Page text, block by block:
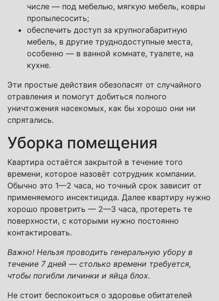
числе — под мебелью, мягкую мебель, ковры
пропылесосить;
обеспечить доступ за крупногабаритную
мебель, в другие труднодоступные места,
особенно — в ванной комнате, туалете, на
кухне.
Эти простые действия обезопасят от случайного
отравления и помогут добиться полного
уничтожения насекомых, как бы хорошо они ни
спрятались.
Уборка помещения
Квартира остаётся закрытой в течение того
времени, которое назовёт сотрудник компании.
Обычно это 1—2 часа, но точный срок зависит от
применяемого инсектицида. Далее квартиру нужно
хорошо проветрить — 2—3 часа, протереть те
поверхности, с которыми нужно постоянно
контактировать.
Важно! Нельзя проводить генеральную убору в
течение 7 дней — столько времени требуется,
чтобы погибли личинки и яйца блох.
Не стоит беспокоиться о здоровье обитателей